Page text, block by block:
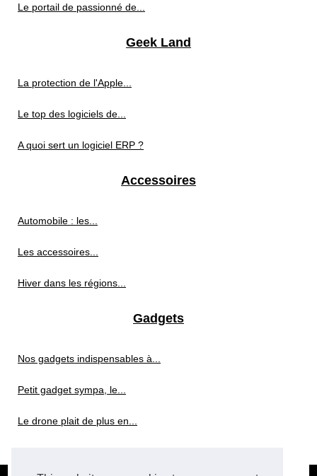
Le portail de passionné de...
Geek Land
La protection de l'Apple...
Le top des logiciels de...
A quoi sert un logiciel ERP ?
Accessoires
Automobile : les...
Les accessoires...
Hiver dans les régions...
Gadgets
Nos gadgets indispensables à...
Petit gadget sympa, le...
Le drone plait de plus en...